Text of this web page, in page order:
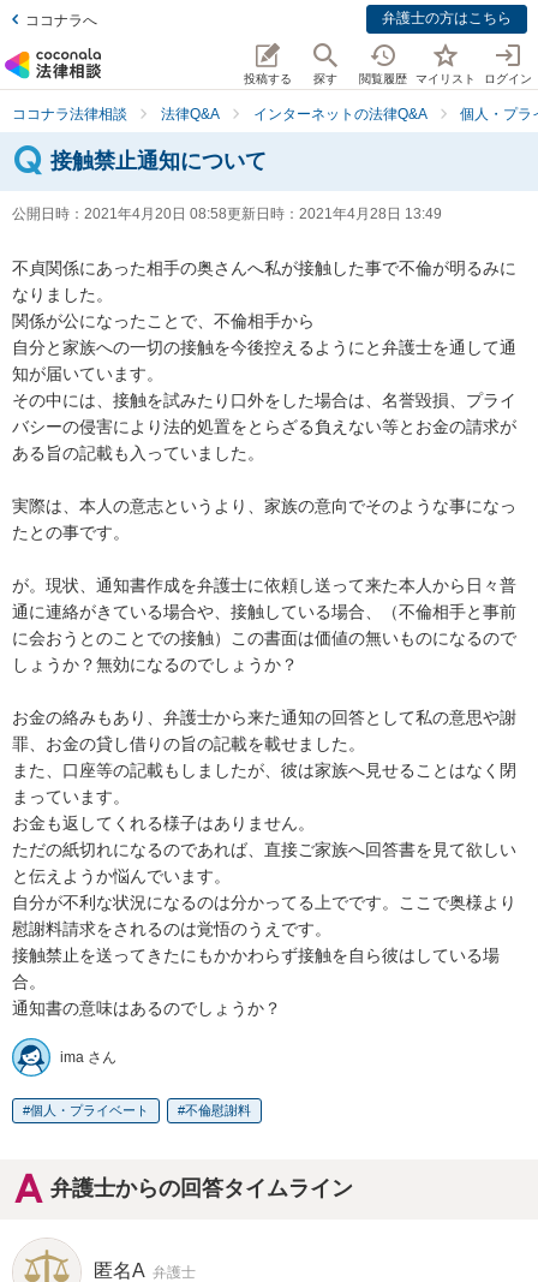
ココナラへ 弁護士の方はこちら
投稿する 探す 閲覧履歴 マイリスト ログイン
ココナラ法律相談 法律Q&A インターネットの法律Q&A 個人・プラ
接触禁止通知について
公開日時： 2021年4月20日 08:58更新日時： 2021年4月28日 13:49
不貞関係にあった相手の奥さんへ私が接触した事で不倫が明るみに
なりました。
関係が公になったことで、不倫相手から
自分と家族への一切の接触を今後控えるようにと弁護士を通して通
知が届いています。
その中には、接触を試みたり口外をした場合は、名誉毀損、プライ
バシーの侵害により法的処置をとらざる負えない等とお金の請求が
ある旨の記載も入っていました。
実際は、本人の意志というより、家族の意向でそのような事になっ
たとの事です。
が。現状、通知書作成を弁護士に依頼し送って来た本人から日々普
通に連絡がきている場合や、接触している場合、（不倫相手と事前
に会おうとのことでの接触）この書面は価値の無いものになるので
しょうか？無効になるのでしょうか？
お金の絡みもあり、弁護士から来た通知の回答として私の意思や謝
罪、お金の貸し借りの旨の記載を載せました。
また、口座等の記載もしましたが、彼は家族へ見せることはなく閉
まっています。
お金も返してくれる様子はありません。
ただの紙切れになるのであれば、直接ご家族へ回答書を見て欲しい
と伝えようか悩んでいます。
自分が不利な状況になるのは分かってる上でです。ここで奥様より
慰謝料請求をされるのは覚悟のうえです。
接触禁止を送ってきたにもかかわらず接触を自ら彼はしている場
合。
通知書の意味はあるのでしょうか？
ima さん
個人・プライベート 不倫慰謝料
弁護士からの回答タイムライン
匿名A 弁護士